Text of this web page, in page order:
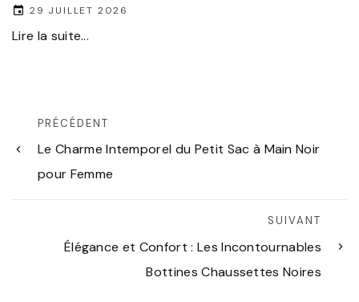
29 JUILLET 2026
Lire la suite...
PRÉCÉDENT
Le Charme Intemporel du Petit Sac à Main Noir
pour Femme
SUIVANT
Élégance et Confort : Les Incontournables
Bottines Chaussettes Noires